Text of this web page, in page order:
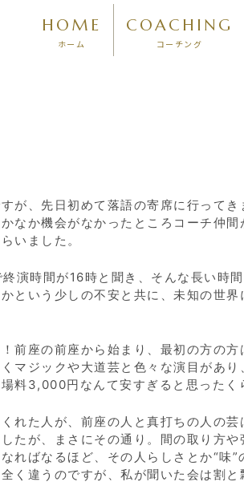
HOME
ホーム
COACHING
コーチング
が、先日初めて落語の寄席に行って
なか機会がなかったところコーチ仲
いました。
終演時間が16時と聞き、そんな長い時
という少しの不安と共に、未知の世
前座の前座から始まり、最初の方の方
マジックや大道芸と色々な演目があ
料3,000円なんて安すぎると思ったく
れた人が、前座の人と真打ちの人の
たが、まさにその通り。間の取り方
ればなるほど、その人らしさとか“味
全く違うのですが、私が聞いた会は割